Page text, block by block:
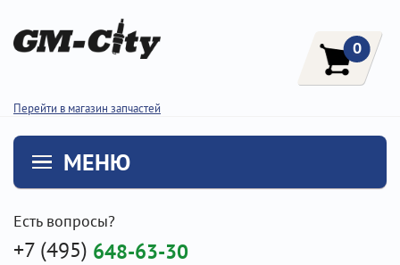
Перейти в магазин запчастей
0
МЕНЮ
Есть вопросы?
+7 (495) 648-63-30